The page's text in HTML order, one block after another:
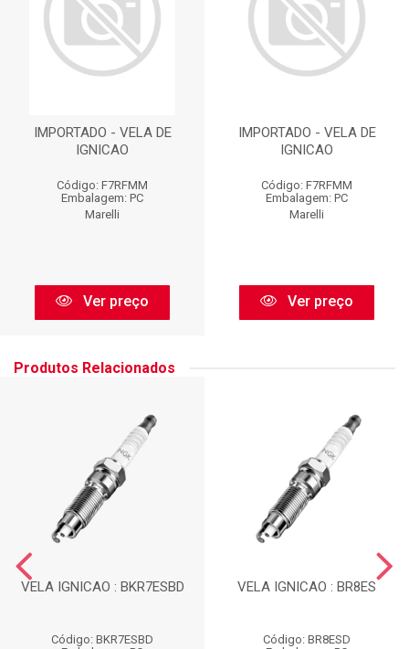
IMPORTADO - VELA DE
IGNICAO
Código: F7RFMM
Embalagem: PC
Marelli
Ver preço
IMPORTADO - VELA DE
IGNICAO
Código: F7RFMM
Embalagem: PC
Marelli
Ver preço
Produtos Relacionados
VELA IGNICAO : BKR7ESBD
Código: BKR7ESBD
VELA IGNICAO : BR8ES
Código: BR8ESD